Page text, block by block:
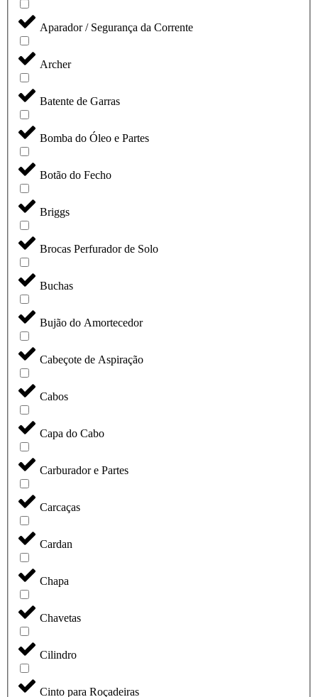
Aparador / Segurança da Corrente
Archer
Batente de Garras
Bomba do Óleo e Partes
Botão do Fecho
Briggs
Brocas Perfurador de Solo
Buchas
Bujão do Amortecedor
Cabeçote de Aspiração
Cabos
Capa do Cabo
Carburador e Partes
Carcaças
Cardan
Chapa
Chavetas
Cilindro
Cinto para Roçadeiras